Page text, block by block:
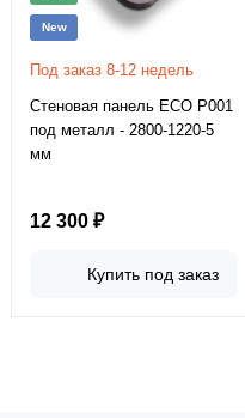
New
Под заказ 8-12 недель
Стеновая панель ECO P001
под металл - 2800-1220-5
мм
12 300 ₽
Купить под заказ